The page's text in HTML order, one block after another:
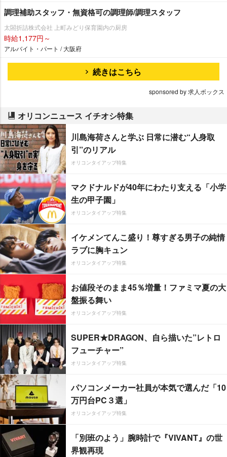
調理補助スタッフ・無資格可の調理師/調理スタッフ
太閤折詰株式会社 上町みどり保育園内の厨房
時給1,177円～
アルバイト・パート / 大阪府
続きはこちら
sponsored by 求人ボックス
オリコンニュース イチオシ特集
川島海荷さんと学ぶ 日常に潜む“人身取
引”のリアル
オリコンタイアップ特集
マクドナルドが40年にわたり支える「小学
生の甲子園」
オリコンタイアップ特集
イケメンてんこ盛り！尊すぎる男子の純情
ラブに胸キュン
オリコンタイアップ特集
お値段そのまま45％増量！ファミマ夏の大
盤振る舞い
オリコンタイアップ特集
SUPER★DRAGON、自ら描いた”レトロ
フューチャー”
オリコンタイアップ特集
パソコンメーカー社員が本気で選んだ「10
万円台PC３選」
オリコンタイアップ特集
「別班のよう」腕時計で『VIVANT』の世
界観再現